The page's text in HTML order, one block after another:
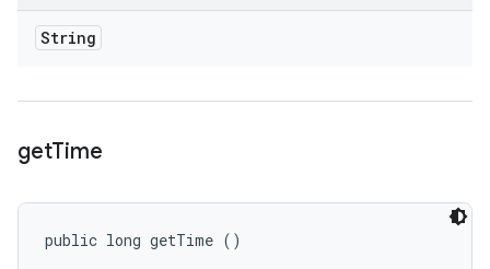
String
getTime
public long getTime ()